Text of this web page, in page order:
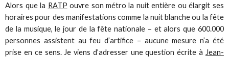
Alors que la RATP ouvre son métro la nuit entière ou élargit ses
horaires pour des manifestations comme la nuit blanche ou la fête
de la musique, le jour de la fête nationale – et alors que 600.000
personnes assistent au feu d’artifice – aucune mesure n’a été
prise en ce sens. Je viens d’adresser une question écrite à Jean-